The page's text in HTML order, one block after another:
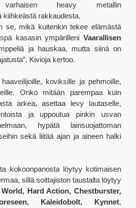
varhaisen heavy metallin
kiihkeästä rakkaudesta.
se, mikä kuitenkin tekee elämästä
kasasin ympärilleni Vaarallisen
ja hauskaa, mutta siinä on
Kivioja kertoo.
koviksille ja pehmoille,
Onko mitään parempaa kuin
arkea, asettaa levy lautaselle,
ja uppoutua pinkin usvan
hypätä lainsuojattoman
sekä liitää ajan ja aineen halki
kokoonpanosta löytyy kotimaisen
sillä soittajiston taustalta löytyy
Hard Action, Chestburster,
Kaleidobolt, Kynnet,